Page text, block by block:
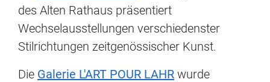
des Alten Rathaus präsentiert
Wechselausstellungen verschiedenster
Stilrichtungen zeitgenössischer Kunst.
Die Galerie L'ART POUR LAHR wurde